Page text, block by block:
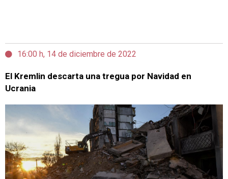
16:00 h, 14 de diciembre de 2022
El Kremlin descarta una tregua por Navidad en
Ucrania